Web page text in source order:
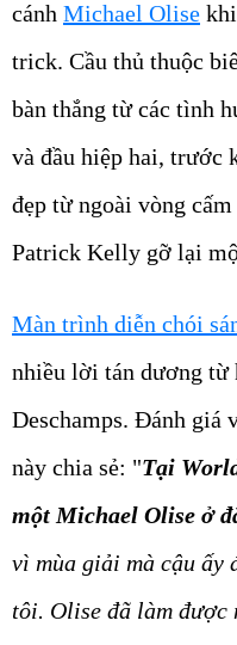
cánh Michael Olise
trick. Cầu thủ thuộc
bàn thắng từ các tình
và đầu hiệp hai, trước
đẹp từ ngoài vòng
Patrick Kelly gỡ lại
Màn trình diễn chói
nhiều lời tán dương từ
Deschamps. Đánh giá
này chia sẻ: "Tại
một Michael Olise ở
vì mùa giải mà cậu ấy
tôi. Olise đã làm được